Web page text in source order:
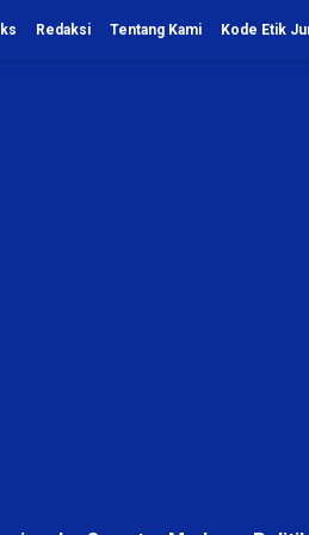
Redaksi Tentang Kami Kode Etik